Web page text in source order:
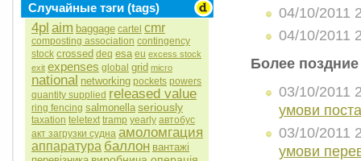
Случайные тэги (tags)
4pl aim baggage cartel cmr
composting association contingency
stock crossed deq esa eu excess stock
exit expenses global grid micro
national networking pockets powers
quantity supplied released value
ring fencing salmonella seriously
taxation teletext tramp yearly автобус
акт загрузки судна амоломгация
аппаратура баллон вантажі
04/10/2011
04/10/2011
Более
03/10/2011
умови
03/10/2011
умови